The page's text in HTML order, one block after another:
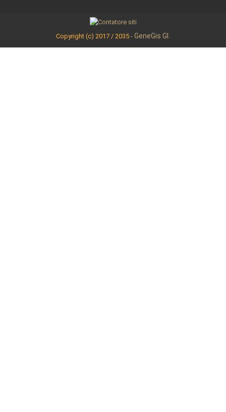
Copyright (c) 2017 / 2035 - GeneGis GI.